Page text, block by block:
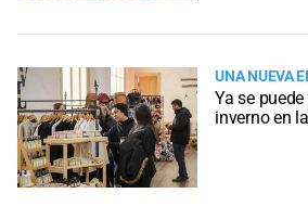
UNA NUEVA
Ya se
inverno en